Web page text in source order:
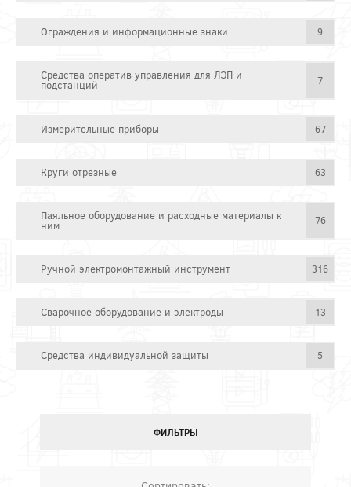
Ограждения и информационные знаки 9
Средства оператив управления для ЛЭП и
подстанций 7
Измерительные приборы 67
Круги отрезные 63
Паяльное оборудование и расходные материалы к
ним 76
Ручной электромонтажный инструмент 316
Сварочное оборудование и электроды 13
Средства индивидуальной защиты 5
ФИЛЬТРЫ